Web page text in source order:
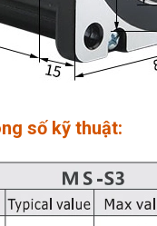
số kỹ thuật: